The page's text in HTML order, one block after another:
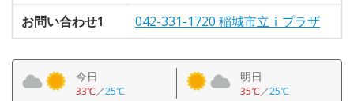
お問い合わせ1
042-331-1720 稲城市立ｉプラザ
今日
33℃／25℃
明日
35℃／25℃